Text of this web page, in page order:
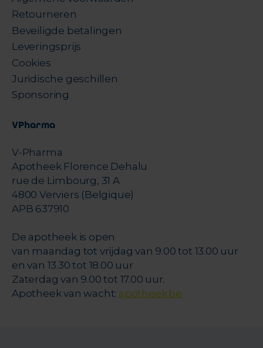
Retourneren
Beveiligde betalingen
Leveringsprijs
Cookies
Juridische geschillen
Sponsoring
VPharma
V-Pharma
Apotheek Florence Dehalu
rue de Limbourg, 31 A
4800 Verviers (Belgique)
APB 637910
De apotheek is open
van maandag tot vrijdag van 9.00 tot 13.00 uur
en van 13.30 tot 18.00 uur
Zaterdag van 9.00 tot 17.00 uur.
Apotheek van wacht: apotheek.be